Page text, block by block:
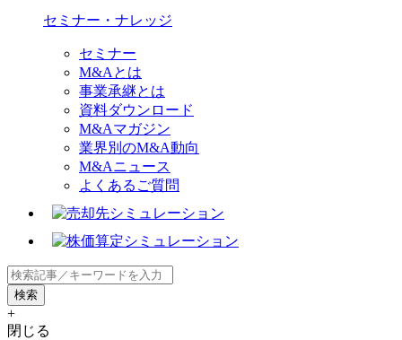
セミナー・ナレッジ
セミナー
M&Aとは
事業承継とは
資料ダウンロード
M&Aマガジン
業界別のM&A動向
M&Aニュース
よくあるご質問
+
閉じる